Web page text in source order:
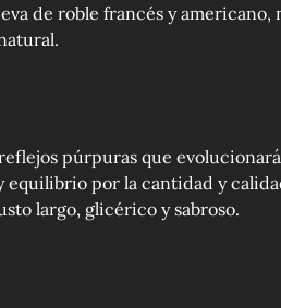
de roble francés y americano,
púrpuras que
equilibrio por la cantidad y
largo, glicérico y sabroso.